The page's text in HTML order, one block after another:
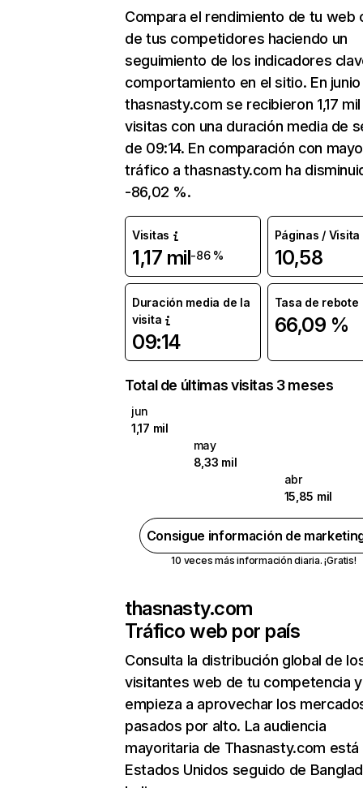
Compara el rendimiento de tu web
de tus competidores haciendo un
seguimiento de los indicadores
comportamiento en el sitio. En junio
thasnasty.com se recibieron 1,17 mil
visitas con una duración media de
de 09:14. En comparación con
tráfico a thasnasty.com ha
-86,02 %.
Visitas
1,17 mil-86 %
Páginas / Visita
10,58
Duración media de la
visita
09:14
Tasa de rebote
66,09 %
Total de últimas visitas 3 meses
jun
1,17 mil
may
8,33 mil
abr
15,85 mil
Consigue información de
10 veces más información diaria. ¡Gratis!
thasnasty.com
Tráfico web por país
Consulta la distribución global de
visitantes web de tu competencia y
empieza a aprovechar los
pasados por alto. La audiencia
mayoritaria de Thasnasty.com está
Estados Unidos seguido de